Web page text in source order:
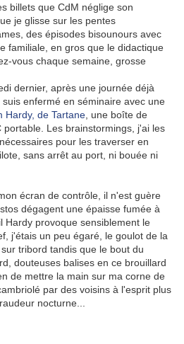
billets que CdM néglige son
je glisse sur les pentes
des épisodes bisounours avec
familiale, en gros que le didactique
vous chaque semaine, grosse
dernier, après une journée déjà
enfermé en séminaire avec une
Hardy, de Tartane , une boîte de
portable. Les brainstormings, j'ai les
pour les traverser en
sans arrêt au port, ni bouée ni
écran de contrôle, il n'est guère
dégagent une épaisse fumée à
Hardy provoque sensiblement le
j'étais un peu égaré, le goulot de la
tribord tandis que le bout du
douteuses balises en ce brouillard
de mettre la main sur ma corne de
par des voisins à l'esprit plus
nocturne...